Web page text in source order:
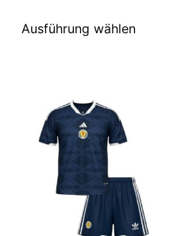
Ausführung wählen